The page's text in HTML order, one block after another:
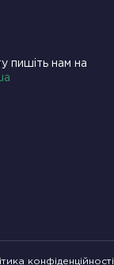
пишіть нам на
конфіденційності